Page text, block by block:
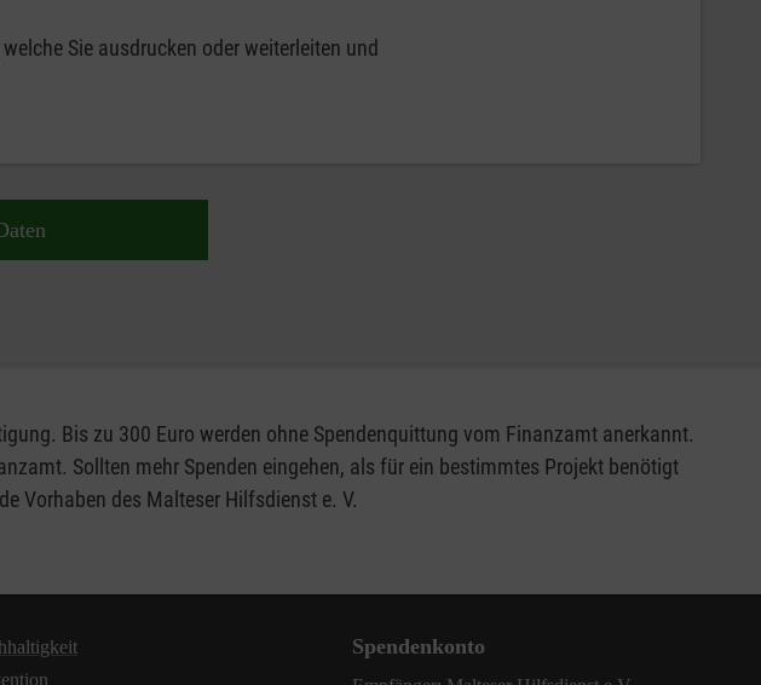
Sie ausdrucken oder weiterleiten und
Bis zu 300 Euro werden ohne Spendenquittung vom Finanzamt anerkannt.
Sollten mehr Spenden eingehen, als für ein bestimmtes Projekt benötigt
Vorhaben des Malteser Hilfsdienst e. V.
Spendenkonto